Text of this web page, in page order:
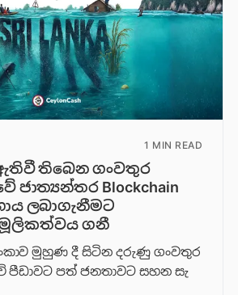
1 MIN READ
ඇතිවී තිබෙන ගංවතුර
ජාත්‍යන්තර Blockchain
ලබාගැනීමට
මූලිකත්වය ග​නී
මුහුණ දී සිටින දරුණු ගංවතුර
පත් ජනතාවට සහන සැ